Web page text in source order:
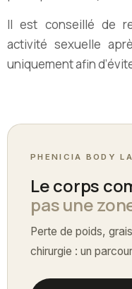
Il est conseillé de
activité sexuelle
uniquement afin
PHENICIA BODY
Le corps
pas une
Perte de poids,
chirurgie : un